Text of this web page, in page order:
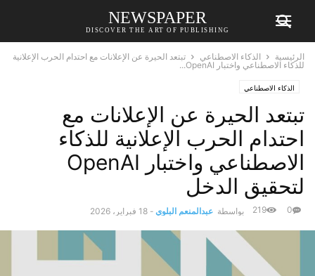
NEWSPAPER
DISCOVER THE ART OF PUBLISHING
الرئيسية الذكاء الاصطناعي
تبتعد الحيرة عن الإعلانات مع احتدام الحرب الإعلانية
للذكاء الاصطناعي واختبار OpenAI...
الذكاء الاصطناعي
تبتعد الحيرة عن الإعلانات مع
احتدام الحرب الإعلانية للذكاء
الاصطناعي واختبار OpenAI
لتحقيق الدخل
بواسطة عبدالمنعم البلوي - 18 فبراير، 2026 0
219